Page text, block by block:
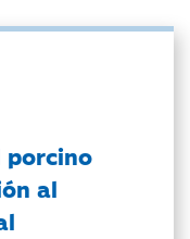
porcino
al